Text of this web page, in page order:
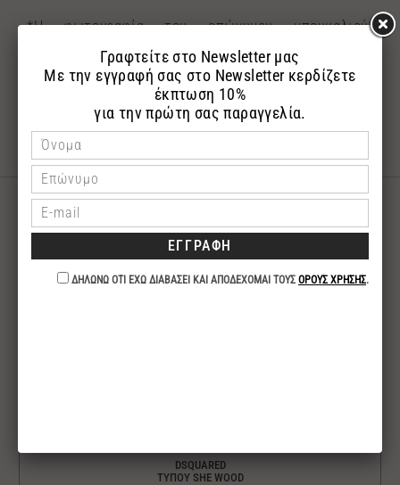
*Η φωτογραφία του επώνυμου μπουκαλιού
αγαπημένου σας επώνυμου αρώματος.Τα αρώματα
αποστέλλονται σε γυάλινη συσκευασία με το
λογότυπο της εταιρίας μας.
ΣΧΕΤΙΚΑ ΠΡΟΪΟΝΤΑ
DSQUARED
ΤΥΠΟΥ SHE WOOD